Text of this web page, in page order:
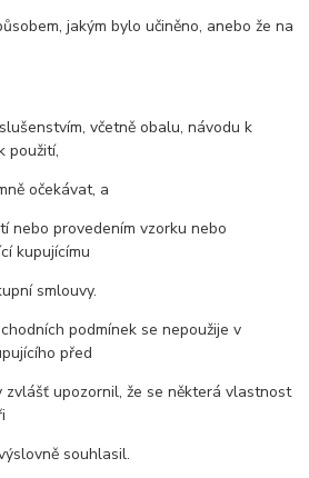
jakým bylo učiněno, anebo že na
včetně obalu, návodu k
použití,
očekávat, a
nebo provedením vzorku nebo
kupujícímu
smlouvy.
podmínek se nepoužije v
před
zvlášť upozornil, že se některá vlastnost
souhlasil.